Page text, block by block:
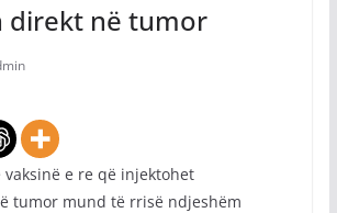
direkt në tumor
e re që injektohet
tumor mund të rrisë ndjeshëm